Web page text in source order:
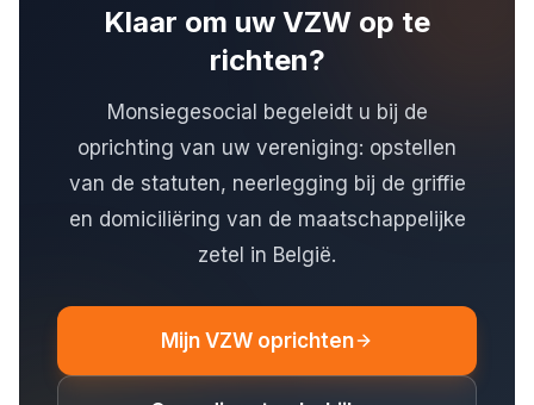
Klaar om uw VZW op te
richten?
Monsiegesocial begeleidt u bij de
oprichting van uw vereniging: opstellen
van de statuten, neerlegging bij de griffie
en domiciliëring van de maatschappelijke
zetel in België.
Mijn VZW oprichten